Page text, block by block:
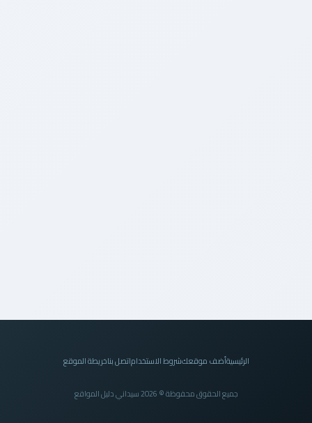
الرئيسيةأضف موقعكشروط الاستخداماتصل بناخريطة الموقع
جميع الحقوق محفوظة © 2026 سيداني دليل المواقع